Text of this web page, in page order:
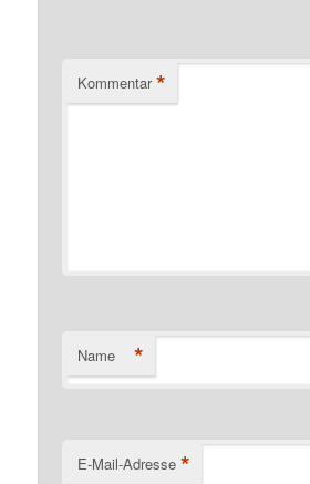
Kommentar *
Name *
E-Mail-Adresse *